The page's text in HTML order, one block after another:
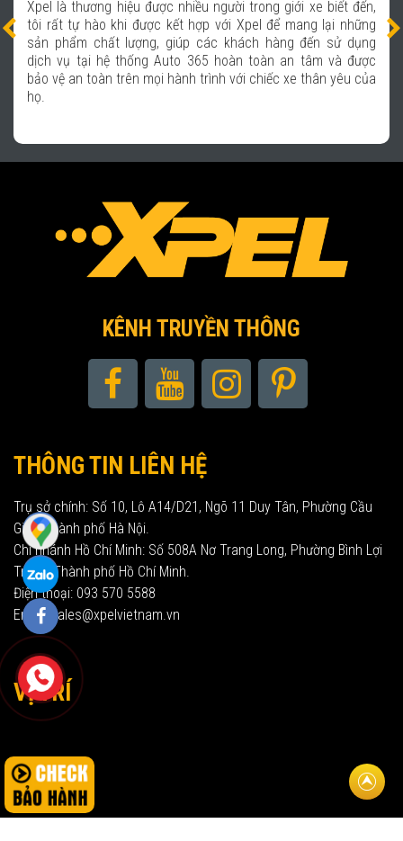
Xpel là thương hiệu được nhiều người trong giới xe biết đến,
tôi rất tự hào khi được kết hợp với Xpel để mang lại những
sản phẩm chất lượng, giúp các khách hàng đến sử dụng
dịch vụ tại hệ thống Auto 365 hoàn toàn an tâm và được
bảo vệ an toàn trên mọi hành trình với chiếc xe thân yêu của
họ.
KÊNH TRUYỀN THÔNG
THÔNG TIN LIÊN HỆ
Trụ sở chính: Số 10, Lô A14/D21, Ngõ 11 Duy Tân, Phường Cầu
Giấy, Thành phố Hà Nội.
Chi nhánh Hồ Chí Minh: Số 508A Nơ Trang Long, Phường Bình Lợi
Trung, Thành phố Hồ Chí Minh.
Điện thoại: 093 570 5588
Email: sales@xpelvietnam.vn
VỊ TRÍ
Về đầu